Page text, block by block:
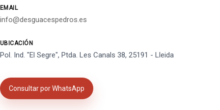
EMAIL
info@desguacespedros.es
UBICACIÓN
Pol. Ind. "El Segre", Ptda. Les Canals 38, 25191 - Lleida
Consultar por WhatsApp